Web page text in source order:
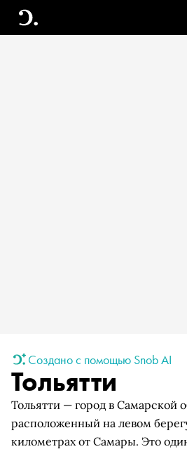
Создано с помощью Snob AI
Тольятти
Тольятти — город в Самарской
расположенный на левом
километрах от Самары. Это